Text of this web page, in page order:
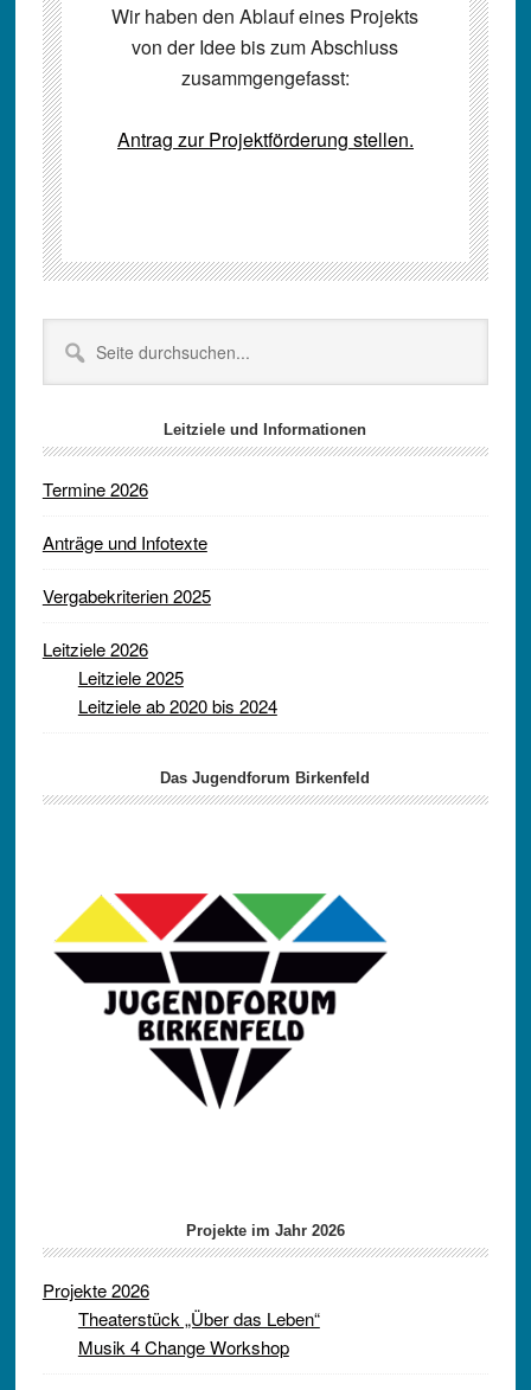
Wir haben den Ablauf eines Projekts
von der Idee bis zum Abschluss
zusammgengefasst:
Antrag zur Projektförderung stellen.
Seitenspalte
durchsuchen...
Leitziele und Informationen
Termine 2026
Anträge und Infotexte
Vergabekriterien 2025
Leitziele 2026
Leitziele 2025
Leitziele ab 2020 bis 2024
Das Jugendforum Birkenfeld
Projekte im Jahr 2026
Projekte 2026
Theaterstück „Über das Leben“
Musik 4 Change Workshop